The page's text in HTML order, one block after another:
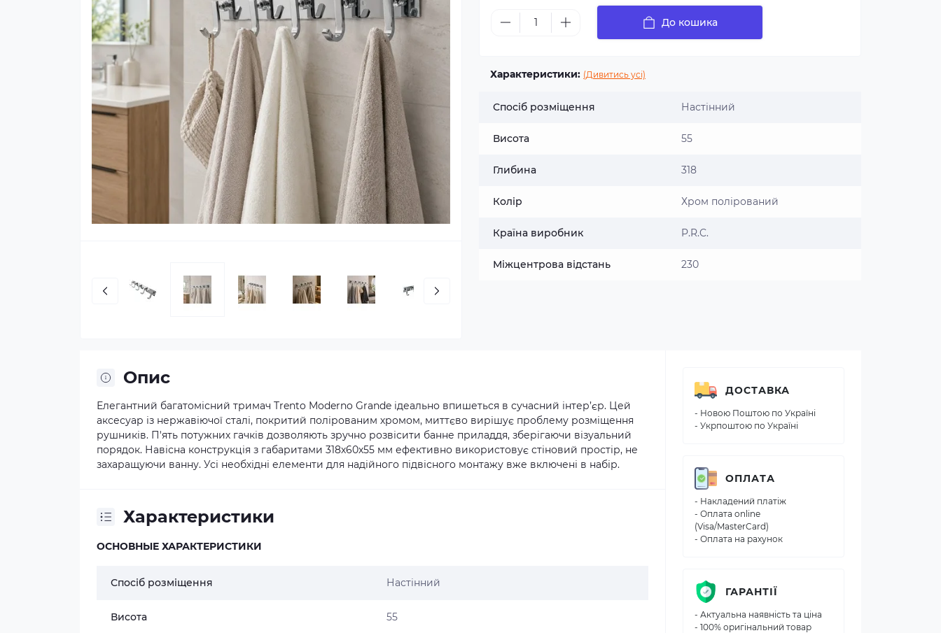
До кошика
Характеристики: (Дивитись усі)
Спосіб розміщення Настінний
Висота 55
Глибина 318
Колір Хром полірований
Країна виробник P.R.C.
Міжцентрова відстань 230
Опис
Елегантний багатомісний тримач Trento Moderno Grande ідеально впишеться в сучасний інтер’єр. Цей
аксесуар із нержавіючої сталі, покритий полірованим хромом, миттєво вирішує проблему розміщення
рушників. П'ять потужних гачків дозволяють зручно розвісити банне приладдя, зберігаючи візуальний
порядок. Навісна конструкція з габаритами 318х60х55 мм ефективно використовує стіновий простір, не
захаращуючи ванну. Усі необхідні елементи для надійного підвісного монтажу вже включені в набір.
Характеристики
ОСНОВНЫЕ ХАРАКТЕРИСТИКИ
Спосіб розміщення Настінний
Висота 55
ДОСТАВКА
- Новою Поштою по Україні
- Укрпоштою по Україні
ОПЛАТА
- Накладений платіж
- Оплата online
(Visa/MasterCard)
- Оплата на рахунок
ГАРАНТІЇ
- Актуальна наявність та ціна
- 100% оригінальний товар